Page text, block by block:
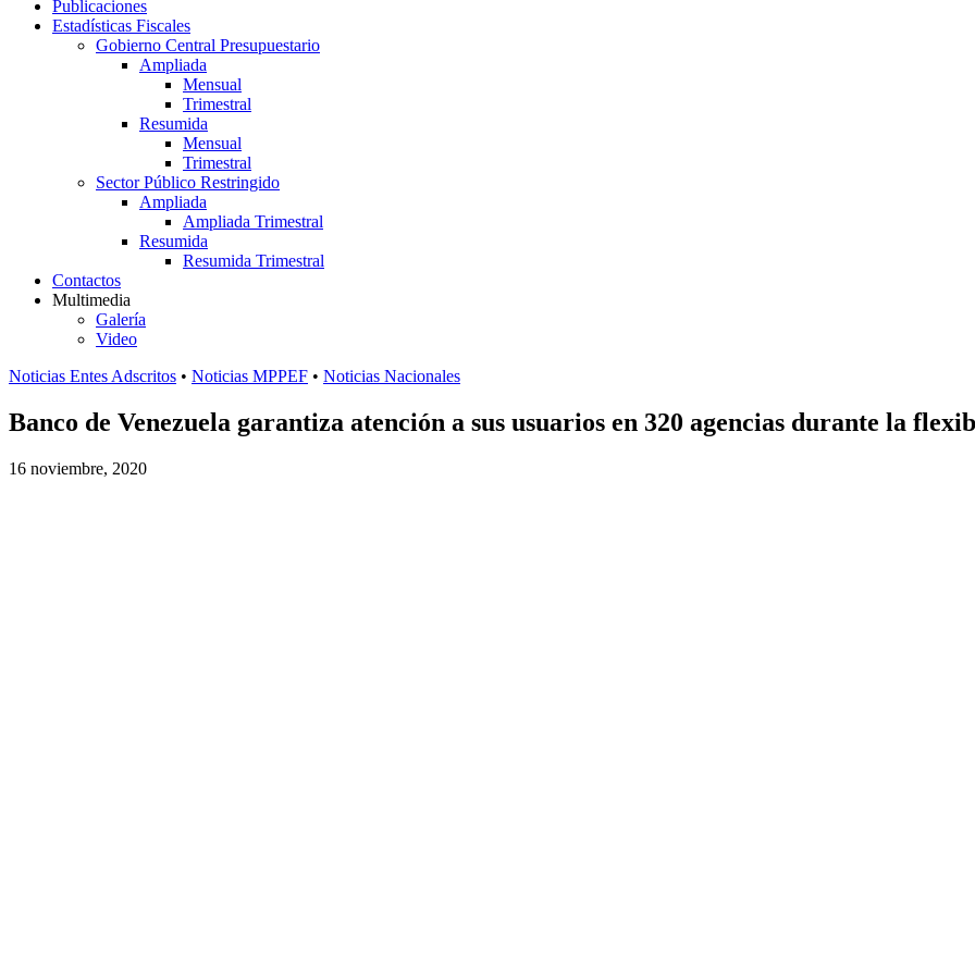
Publicaciones
Estadísticas Fiscales
Gobierno Central Presupuestario
Ampliada
Mensual
Trimestral
Resumida
Mensual
Trimestral
Sector Público Restringido
Ampliada
Ampliada Trimestral
Resumida
Resumida Trimestral
Contactos
Multimedia
Galería
Video
Noticias Entes Adscritos • Noticias MPPEF • Noticias Nacionales
Banco de Venezuela garantiza atención a sus usuarios en 320 agencias durante la
16 noviembre, 2020